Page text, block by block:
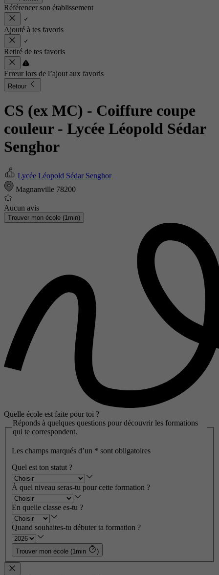
Référencer son établissement
Ajouté à tes favoris
Retiré de tes favoris
Erreur lors de l’ajout aux favoris
Retour
CS (ex MC) - Coiffure coupe
couleur - Lycée Léopold Sédar
Senghor
Lycée Léopold Sédar Senghor
Magnanville 78200
Aucun avis
Trouver mon école (1min)
Quelle école est faite pour toi ?
Réponds à quelques questions pour découvrir les formations
qui te correspondent.
Les champs marqués d’un * sont obligatoires
Quel est ton statut ?
À quel niveau seras-tu pour cette formation ?
En quelle classe es-tu ?
Quand souhaites-tu débuter ta formation ?
Trouver mon école (1min )